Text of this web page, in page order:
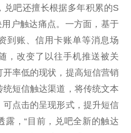
兑吧还擅长根据多年积累的S
户触达痛点。一方面，基于
到账、信用卡账单等消息场
，改变了以往手机推送被关
率低的现状，提高短信营销
短信触达渠道，将传统文本
可点击的呈现形式，提升短信
露，“目前，兑吧全新的触达